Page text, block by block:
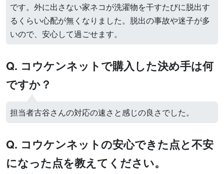
です。外に出さない家ネコが洗濯物を干すたびに脱出す
るくらい心配が無くなりました。脱出の事故や迷子が多
いので、安心して過ごせます。
Q. コウケンネットで購入した決め手は何
ですか？
担当者古谷さんの対応の速さと感じの良さでした。
Q. コウケンネットの安心できた点と不安
になった点を教えてください。